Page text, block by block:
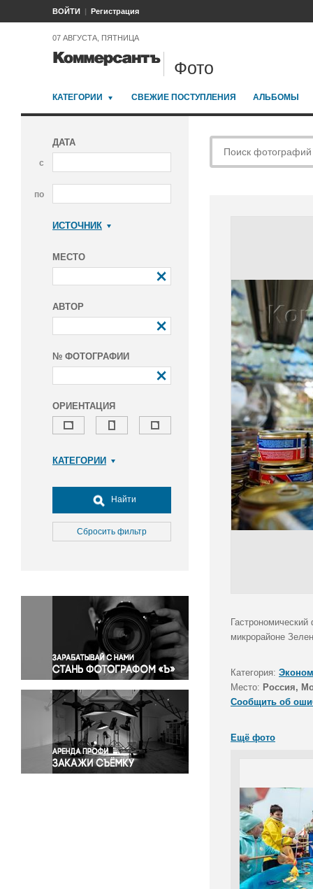
ВОЙТИ Регистрация
07 АВГУСТА, ПЯТНИЦА
Фото
КАТЕГОРИИ СВЕЖИЕ ПОСТУПЛЕНИЯ АЛЬБОМЫ
ДАТА
с
по
ИСТОЧНИК
МЕСТО
АВТОР
№ ФОТОГРАФИИ
ОРИЕНТАЦИЯ
КАТЕГОРИИ
Досуг, туризм и отдых
Культура
Медицина
Окружающая среда
Политика
Правосудие
Происшествия и конфликты
Религия
Светская жизнь
Спорт
Экология
Экономика и бизнес
Найти
Сбросить фильтр
микрорайоне
Категория:
Место: Россия,
Сообщить об
Ещё фото